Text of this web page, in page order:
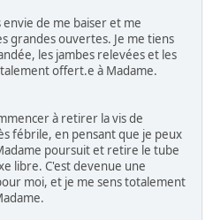
de me baiser et me
grandes ouvertes. Je me tiens
les jambes relevées et les
offert.e à Madame.
à retirer la vis de
fébrile, en pensant que je peux
poursuit et retire le tube
libre. C'est devenue une
moi, et je me sens totalement